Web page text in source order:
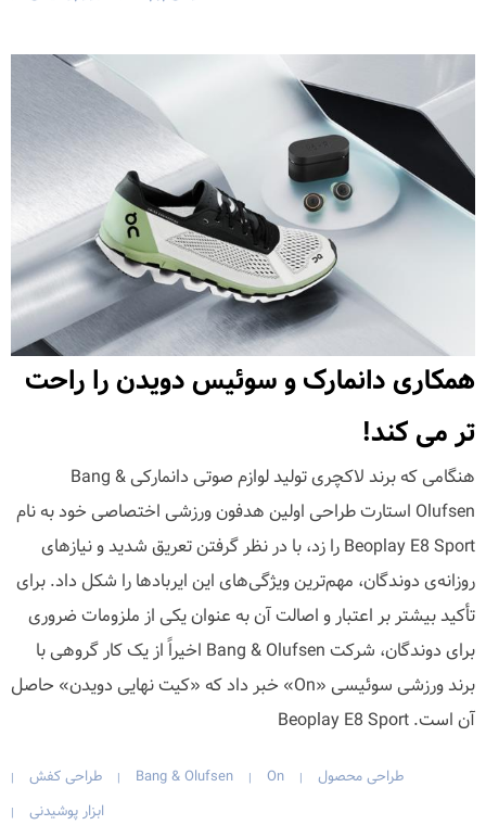
همکاری دانمارک و سوئیس دویدن را راحت
تر می کند!
هنگامی که برند لاکچری تولید لوازم صوتی دانمارکی Bang &
Olufsen استارت طراحی اولین هدفون ورزشی اختصاصی خود به نام
Beoplay E8 Sport را زد، با در نظر گرفتن تعریق شدید و نیازهای
روزانه‌ی دوندگان، مهم‌ترین ویژگی‌های این ایربادها را شکل داد. برای
تأکید بیشتر بر اعتبار و اصالت آن به عنوان یکی از ملزومات ضروری
برای دوندگان، شرکت Bang & Olufsen اخیراً از یک کار گروهی با
برند ورزشی سوئیسی «On» خبر داد که «کیت نهایی دویدن» حاصل
آن است. Beoplay E8 Sport
طراحی محصول |
On
|
Bang & Olufsen
| طراحی کفش |
ابزار پوشیدنی |